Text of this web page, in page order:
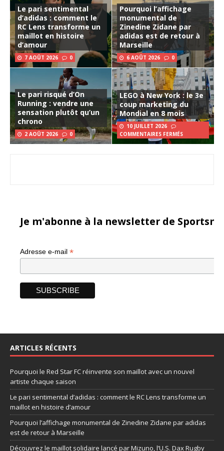
Le pari sentimental
d’adidas : comment le
RC Lens transforme un
maillot en histoire
d’amour
7 AOÛT 2026 0
Pourquoi l’affichage
monumental de
Zinedine Zidane par
adidas est de retour à
Marseille
6 AOÛT 2026 0
Le pari risqué d’On
Running : vendre une
sensation plutôt qu’un
chrono
2 AOÛT 2026 0
LEGO à New York : le 3e
coup marketing du
Mondial en 8 mois
10 JUILLET 2026
COMMENTAIRES FERMÉS
Je m'abonne à la newsletter de
Adresse e-mail *
ARTICLES RÉCENTS
Pourquoi le Red Star FC réinvente son maillot avec un nouvel
artiste chaque saison
Le pari sentimental d’adidas : comment le RC Lens transforme un
maillot en histoire d’amour
Pourquoi l’affichage monumental de Zinedine Zidane par adidas
est de retour à Marseille
Découvrez le maillot solidaire lancé par Mizuno, l’U.S. Dax Rugby